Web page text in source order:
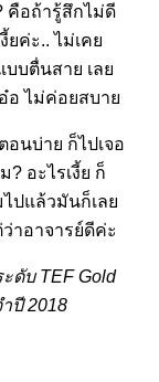
คือถ้ารู้สึกไม่ดี
ยค่ะ.. ไม่เคย
บตื่นสาย เลย
อ ไม่ค่อยสบาย
นบ่าย ก็ไปเจอ
อะไรเงี้ย ก็
ปแล้วมันก็เลย
าอาจารย์ดีค่ะ
ดับ TEF Gold
ปี 2018